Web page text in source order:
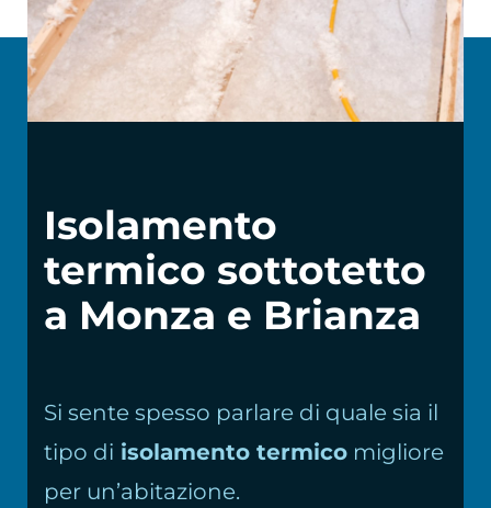
Chi siamo
Isolamento
termico sottotetto
a Monza e Brianza
Si sente spesso parlare di quale sia il
tipo di isolamento termico migliore
per un’abitazione.